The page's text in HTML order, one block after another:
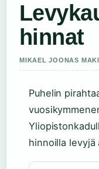
hinnat
MIKAEL JOONAS
Puhelin
hinnoilla levyjä